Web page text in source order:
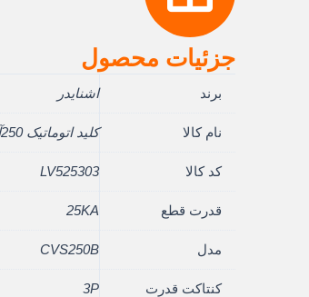
جزئیات محصول
برند اشنایدر
نام کالا کلید اتوماتیک 250آمپر
کد کالا LV525303
قدرت قطع 25KA
مدل CVS250B
کنتاکت قدرت 3P